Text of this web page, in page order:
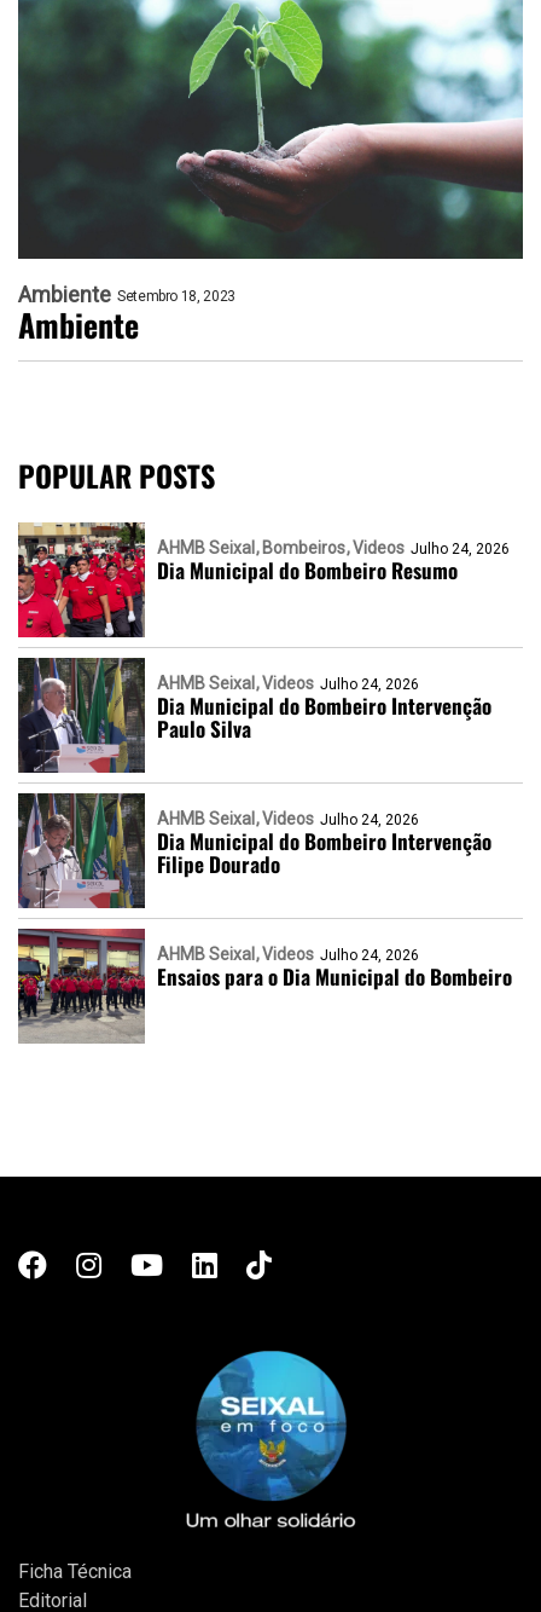
Ambiente Setembro 18, 2023
Ambiente
POPULAR POSTS
AHMB Seixal Bombeiros Videos Julho 24, 2026
Dia Municipal do Bombeiro Resumo
AHMB Seixal Videos Julho 24, 2026
Dia Municipal do Bombeiro Intervenção
Paulo Silva
AHMB Seixal Videos Julho 24, 2026
Dia Municipal do Bombeiro Intervenção
Filipe Dourado
AHMB Seixal Videos Julho 24, 2026
Ensaios para o Dia Municipal do Bombeiro
Ficha Técnica
Editorial